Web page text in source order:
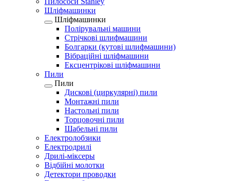
Шліфмашинки
Шліфмашинки
Полірувальні машини
Стрічкові шлифмашини
Болгарки (кутові шлифмашини)
Вібраційні шліфмашини
Ексцентрікові шліфмашини
Пили
Пили
Дискові (циркулярні) пили
Монтажні пили
Настольні пили
Торцовочні пили
Шабельні пили
Електролобзики
Електродрилі
Дрилі-міксеры
Відбійні молотки
Детектори проводки